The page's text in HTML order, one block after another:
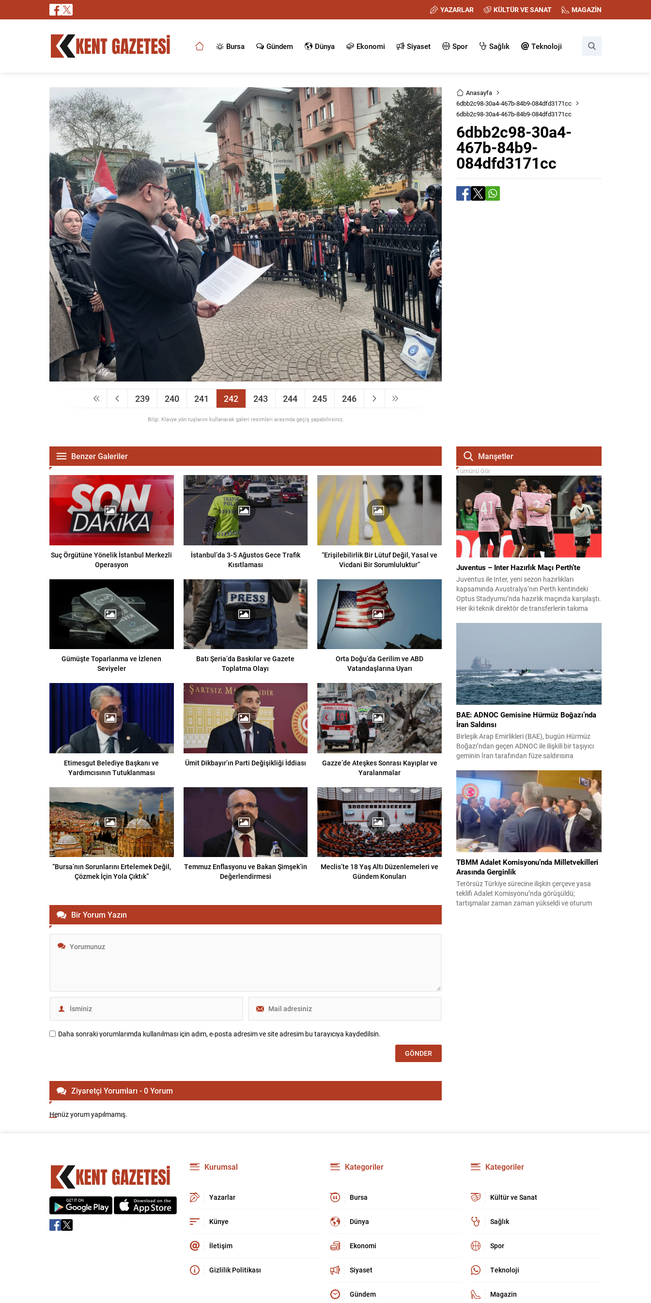
YAZARLAR KÜLTÜR VE SANAT MAGAZİN
Bursa Gündem Dünya Ekonomi Siyaset Spor Sağlık Teknoloji
239 240 241 242 243 244 245 246
Bilgi: Klavye yön tuşlarını kullanarak galeri resimleri arasında geçiş yapabilirsiniz.
Anasayfa
6dbb2c98-30a4-467b-84b9-084dfd3171cc
6dbb2c98-30a4-467b-84b9-084dfd3171cc
6dbb2c98-30a4-
467b-84b9-
084dfd3171cc
Benzer Galeriler
Suç Örgütüne Yönelik İstanbul Merkezli
Operasyon
İstanbul’da 3-5 Ağustos Gece Trafik
Kısıtlaması
“Erişilebilirlik Bir Lütuf Değil, Yasal ve
Vicdani Bir Sorumluluktur”
Gümüşte Toparlanma ve İzlenen
Seviyeler
Batı Şeria’da Baskılar ve Gazete
Toplatma Olayı
Orta Doğu’da Gerilim ve ABD
Vatandaşlarına Uyarı
Etimesgut Belediye Başkanı ve
Yardımcısının Tutuklanması
Ümit Dikbayır’ın Parti Değişikliği İddiası
Gazze’de Ateşkes Sonrası Kayıplar ve
Yaralanmalar
“Bursa’nın Sorunlarını Ertelemek Değil,
Çözmek İçin Yola Çıktık”
Temmuz Enflasyonu ve Bakan Şimşek’in
Değerlendirmesi
Meclis’te 18 Yaş Altı Düzenlemeleri ve
Gündem Konuları
Bir Yorum Yazın
Daha sonraki yorumlarımda kullanılması için adım, e-posta adresim ve site adresim bu tarayıcıya kaydedilsin.
Ziyaretçi Yorumları - 0 Yorum
Henüz yorum yapılmamış.
Manşetler
Tümünü Gör
Juventus – Inter Hazırlık Maçı Perth’te
Juventus ile Inter, yeni sezon hazırlıkları
kapsamında Avustralya’nın Perth kentindeki
Optus Stadyumu’nda hazırlık maçında karşılaştı.
Her iki teknik direktör de transferlerin takıma
Yıldız ilk 11’de görev alırken,...
BAE: ADNOC Gemisine Hürmüz Boğazı’nda
İran Saldırısı
Birleşik Arap Emirlikleri (BAE), bugün Hürmüz
Boğazı’ndan geçen ADNOC ile ilişkili bir taşıyıcı
geminin İran tarafından füze saldırısına
alındığını bildirirken saldırıyı kınadı ve Tahran’ı
korsanlıkla suçladı. WAM ajansının aktardığı ilk
açıklamada, ADNOC’a ait bir geminin sabah
saatlerinde hedef alındığı belirtildi; ilerleyen
dakikalarda ise BAE...
TBMM Adalet Komisyonu’nda Milletvekilleri
Arasında Gerginlik
Terörsüz Türkiye sürecine ilişkin çerçeve yasa
teklifi Adalet Komisyonu’nda görüşüldü;
tartışmalar zaman zaman yükseldi ve oturum
Kurumsal
Yazarlar
Künye
İletişim
Gizlilik Politikası
Kategoriler
Bursa
Dünya
Ekonomi
Siyaset
Gündem
Kategoriler
Kültür ve Sanat
Sağlık
Spor
Teknoloji
Magazin